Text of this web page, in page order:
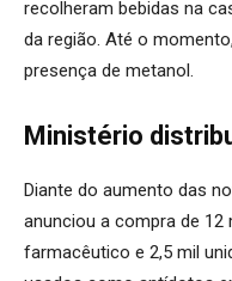
recolheram bebidas na
da região. Até o
presença de metanol.
Ministério
Diante do aumento das
anunciou a compra de 12
farmacêutico e 2,5 mil